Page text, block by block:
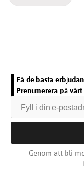
Få de bästa
Prenumerera på
Genom att bli